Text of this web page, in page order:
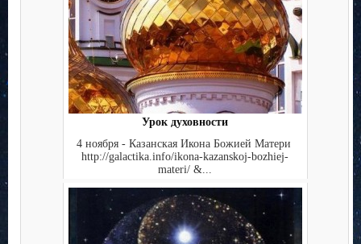
Урок духовности
4 ноября - Казанская Икона Божией Матери
http://galactika.info/ikona-kazanskoj-bozhiej-
materi/ &...